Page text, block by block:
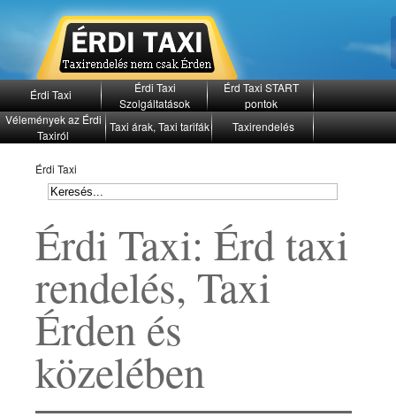
Ferihegy? Schwechat? Bécs?
Érdi Taxi
Érdi Taxi
Szolgáltatások
Érd Taxi START
pontok
Vélemények az Érdi
Taxiról
Taxi árak, Taxi tarifák Taxirendelés
Érdi Taxi
Érdi Taxi: Érd taxi
rendelés, Taxi
Érden és
közelében